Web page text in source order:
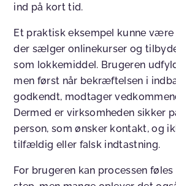
ind på kort tid.
Et praktisk eksempel kunne være
der sælger onlinekurser og
som lokkemiddel. Brugeren
men først når bekræftelsen i
godkendt, modtager
Dermed er virksomheden sikker
person, som ønsker kontakt, og
tilfældig eller falsk indtastning.
For brugeren kan processen